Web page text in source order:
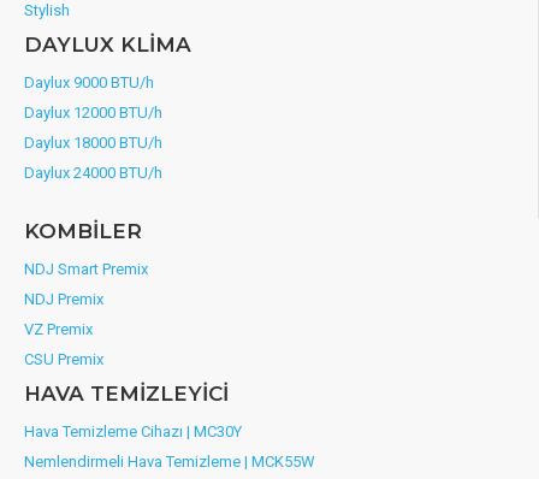
Stylish
DAYLUX KLİMA
Daylux 9000 BTU/h
Daylux 12000 BTU/h
Daylux 18000 BTU/h
Daylux 24000 BTU/h
KOMBİLER
NDJ Smart Premix
NDJ Premix
VZ Premix
CSU Premix
HAVA TEMİZLEYİCİ
Hava Temizleme Cihazı | MC30Y
Nemlendirmeli Hava Temizleme | MCK55W